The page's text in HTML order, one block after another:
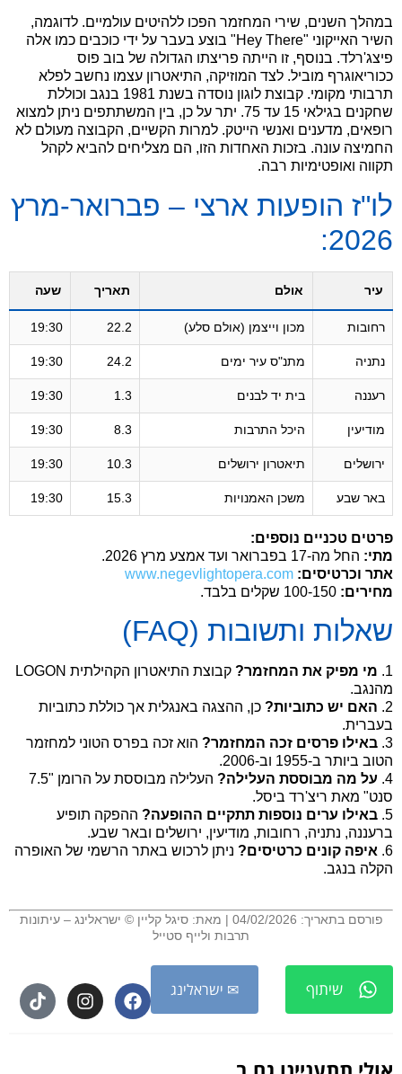
במהלך השנים, שירי המחזמר הפכו ללהיטים עולמיים. לדוגמה,
השיר האייקוני "Hey There" בוצע בעבר על ידי כוכבים כמו אלה
פיצג'רלד. בנוסף, זו הייתה פריצתו הגדולה של בוב פוס
ככוריאוגרף מוביל. לצד המוזיקה, התיאטרון עצמו נחשב לפלא
תרבותי מקומי. קבוצת לוגון נוסדה בשנת 1981 בנגב וכוללת
שחקנים בגילאי 15 עד 75. יתר על כן, בין המשתתפים ניתן למצוא
רופאים, מדענים ואנשי הייטק. למרות הקשיים, הקבוצה מעולם לא
החמיצה עונה. בזכות האחדות הזו, הם מצליחים להביא לקהל
תקווה ואופטימיות רבה.
לו"ז הופעות ארצי – פברואר-מרץ
2026:
עיר אולם תאריך שעה
רחובות מכון וייצמן (אולם סלע) 22.2
19:30
נתניה מתנ"ס עיר ימים 24.2
19:30
רעננה בית יד לבנים 1.3
19:30
מודיעין היכל התרבות 8.3
19:30
ירושלים תיאטרון ירושלים 10.3
19:30
באר שבע משכן האמנויות 15.3
19:30
פרטים טכניים נוספים:
מתי: החל מה-17 בפברואר ועד אמצע מרץ 2026.
אתר וכרטיסים: www.negevlightopera.com
מחירים:
שאלות ותשובות (FAQ)
1. מי מפיק את המחזמר?
קבוצת התיאטרון הקהילתית LOGON
מהנגב.
2. האם יש כתוביות? כן, ההצגה באנגלית אך כוללת כתוביות
בעברית.
3. באילו פרסים זכה המחזמר? הוא זכה בפרס הטוני למחזמר
הטוב ביותר ב-1955 וב-2006.
4. על מה מבוססת העלילה?
העלילה מבוססת על הרומן "7.5
סנט" מאת ריצ'רד ביסל.
5. באילו ערים נוספות תתקיים ההופעה? ההפקה תופיע
ברעננה, נתניה, רחובות, מודיעין, ירושלים ובאר שבע.
6. איפה קונים כרטיסים? ניתן לרכוש באתר הרשמי של האופרה
הקלה בנגב.
פורסם בתאריך: 04/02/2026 | מאת: סיגל קליין © ישראלינג – עיתונות
תרבות ולייף סטייל
שיתוף ✉ ישראלינג